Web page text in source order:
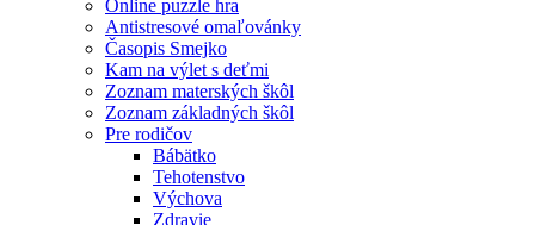
Online puzzle hra
Antistresové omaľovánky
Časopis Smejko
Kam na výlet s deťmi
Zoznam materských škôl
Zoznam základných škôl
Pre rodičov
Bábätko
Tehotenstvo
Výchova
Zdravie